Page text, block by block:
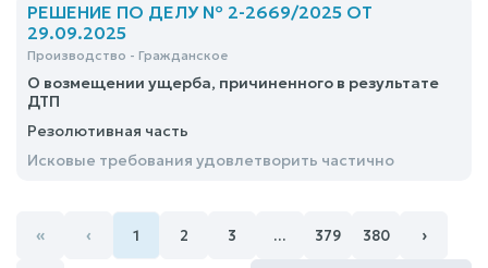
РЕШЕНИЕ ПО ДЕЛУ № 2-2669/2025 ОТ
29.09.2025
Производство - Гражданское
О возмещении ущерба, причиненного в результате
ДТП
Резолютивная часть
Исковые требования удовлетворить частично
« ‹ 1 2 3 … 379 380 ›